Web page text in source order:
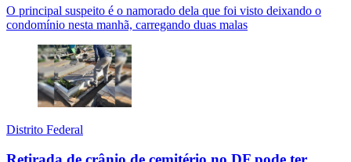
O principal suspeito é o namorado dela que foi visto deixando o
condomínio nesta manhã, carregando duas malas
Distrito Federal